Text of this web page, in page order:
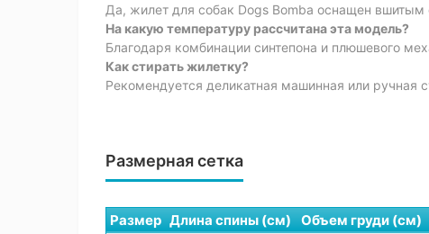
Да, жилет для собак Dogs Bomba оснащен
На какую температуру рассчитана эта модель?
Благодаря комбинации синтепона и плюшевого
Как стирать жилетку?
Рекомендуется деликатная машинная или ручная
Размерная сетка
Размер Длина спины (см) Объем груди (см)